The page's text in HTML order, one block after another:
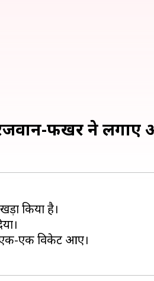
रिजवान-फखर ने
किया है।
एक-एक विकेट आए।